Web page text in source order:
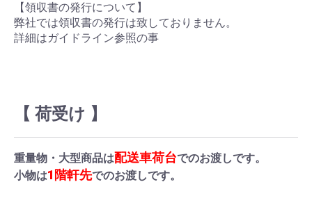
【領収書の発行について】
弊社では領収書の発行は致しておりません。
詳細はガイドライン参照の事
【 荷受け 】
重量物・大型商品は配送車荷台でのお渡しです。
小物は1階軒先でのお渡しです。